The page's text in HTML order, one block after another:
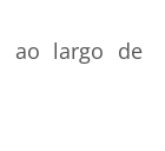
ao largo de